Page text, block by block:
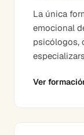
La única
emocional
psicólogos,
Ver